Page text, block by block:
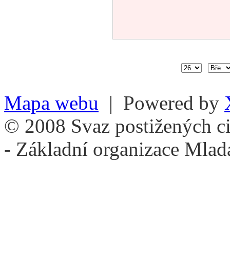
Mapa webu | Powered by
© 2008 Svaz postižených
- Základní organizace